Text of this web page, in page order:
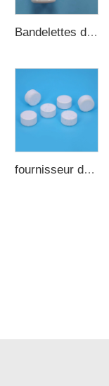
Bandelettes de test d'aquarium haute qualité 6 en 1 pour bassin de poissons
fournisseur de comprimés de chlore TCCA en vrac, désinfectant pour piscine